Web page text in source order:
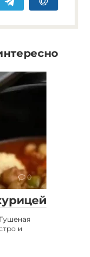
0
и